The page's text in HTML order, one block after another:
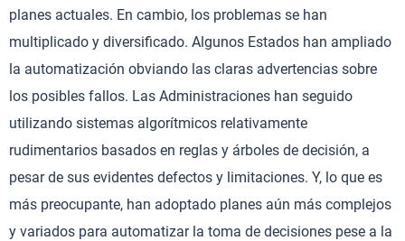
planes actuales. En cambio, los problemas se han
multiplicado y diversificado. Algunos Estados han ampliado
la automatización obviando las claras advertencias sobre
los posibles fallos. Las Administraciones han seguido
utilizando sistemas algorítmicos relativamente
rudimentarios basados en reglas y árboles de decisión, a
pesar de sus evidentes defectos y limitaciones. Y, lo que es
más preocupante, han adoptado planes aún más complejos
y variados para automatizar la toma de decisiones pese a la